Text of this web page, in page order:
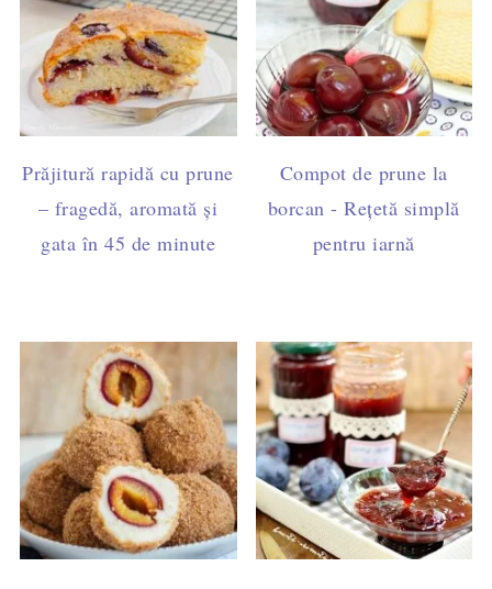
Prăjitură rapidă cu prune
– fragedă, aromată și
gata în 45 de minute
Compot de prune la
borcan - Rețetă simplă
pentru iarnă